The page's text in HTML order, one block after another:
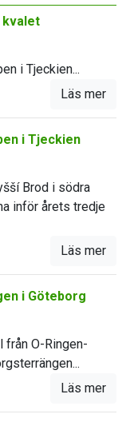
kvalet
i Tjeckien...
Läs mer
i Tjeckien
Brod i södra
inför årets tredje
Läs mer
i Göteborg
från O-Ringen-
Läs mer